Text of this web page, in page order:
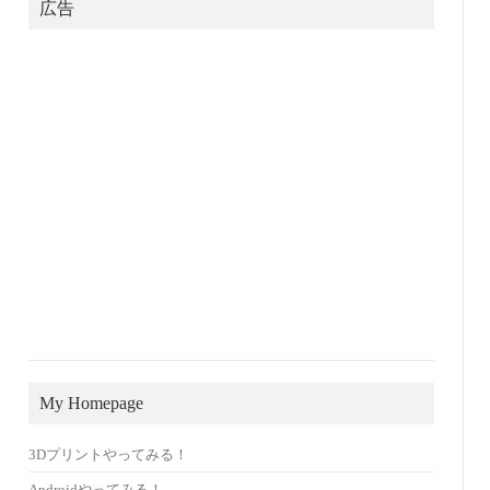
広告
My Homepage
3Dプリントやってみる！